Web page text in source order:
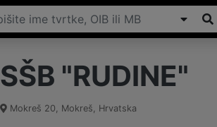
SŠB "RUDINE"
Mokreš 20, Mokreš, Hrvatska